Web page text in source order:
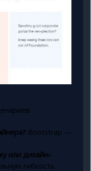
Bootstrap —
или дизайн-
гибкость.